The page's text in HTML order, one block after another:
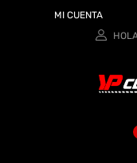
MI CUENTA